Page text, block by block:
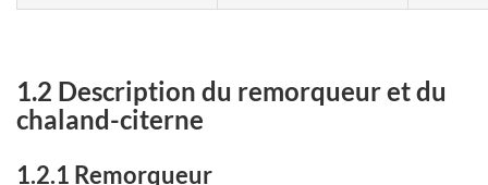
1.2 Description du remorqueur et du
chaland-citerne
1.2.1 Remorqueur